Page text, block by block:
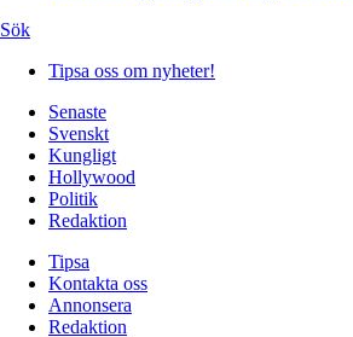
Sök
Tipsa oss om nyheter!
Senaste
Svenskt
Kungligt
Hollywood
Politik
Redaktion
Tipsa
Kontakta oss
Annonsera
Redaktion